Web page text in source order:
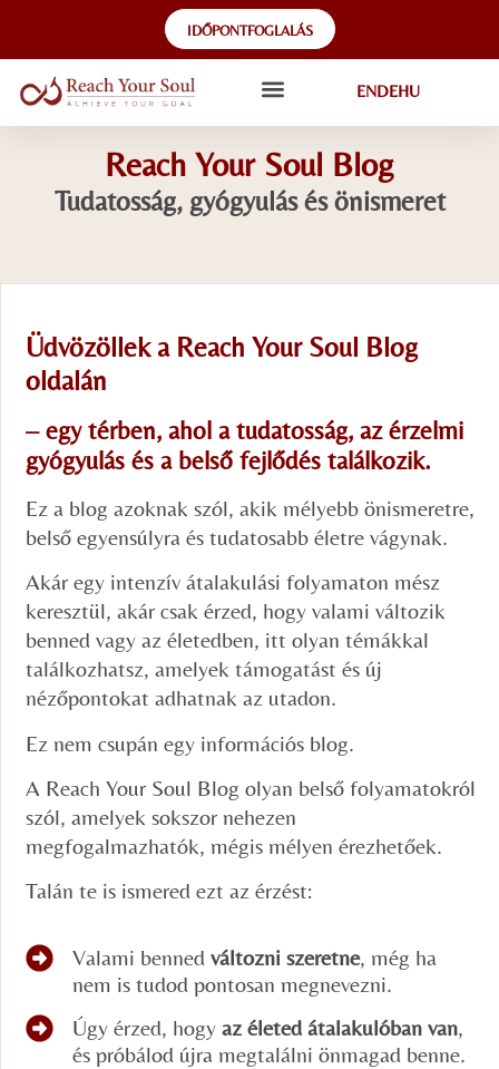
IDŐPONTFOGLALÁS
ENDEHU
Reach Your Soul Blog
Tudatosság, gyógyulás és önismeret
Üdvözöllek a Reach Your Soul Blog
oldalán
– egy térben, ahol a tudatosság, az érzelmi
gyógyulás és a belső fejlődés találkozik.
Ez a blog azoknak szól, akik mélyebb önismeretre,
belső egyensúlyra és tudatosabb életre vágynak.
Akár egy intenzív átalakulási folyamaton mész
keresztül, akár csak érzed, hogy valami változik
benned vagy az életedben, itt olyan témákkal
találkozhatsz, amelyek támogatást és új
nézőpontokat adhatnak az utadon.
Ez nem csupán egy információs blog.
A Reach Your Soul Blog olyan belső folyamatokról
szól, amelyek sokszor nehezen
megfogalmazhatók, mégis mélyen érezhetőek.
Talán te is ismered ezt az érzést:
Valami benned változni szeretne, még ha
nem is tudod pontosan megnevezni.
Úgy érzed, hogy az életed átalakulóban van,
és próbálod újra megtalálni önmagad benne.